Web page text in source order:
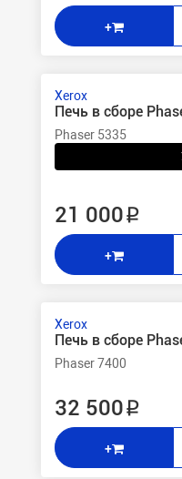
+
Xerox
Печь в сборе
Phaser 5335
21 000 ₽
+
Xerox
Печь в сборе
Phaser 7400
32 500 ₽
+